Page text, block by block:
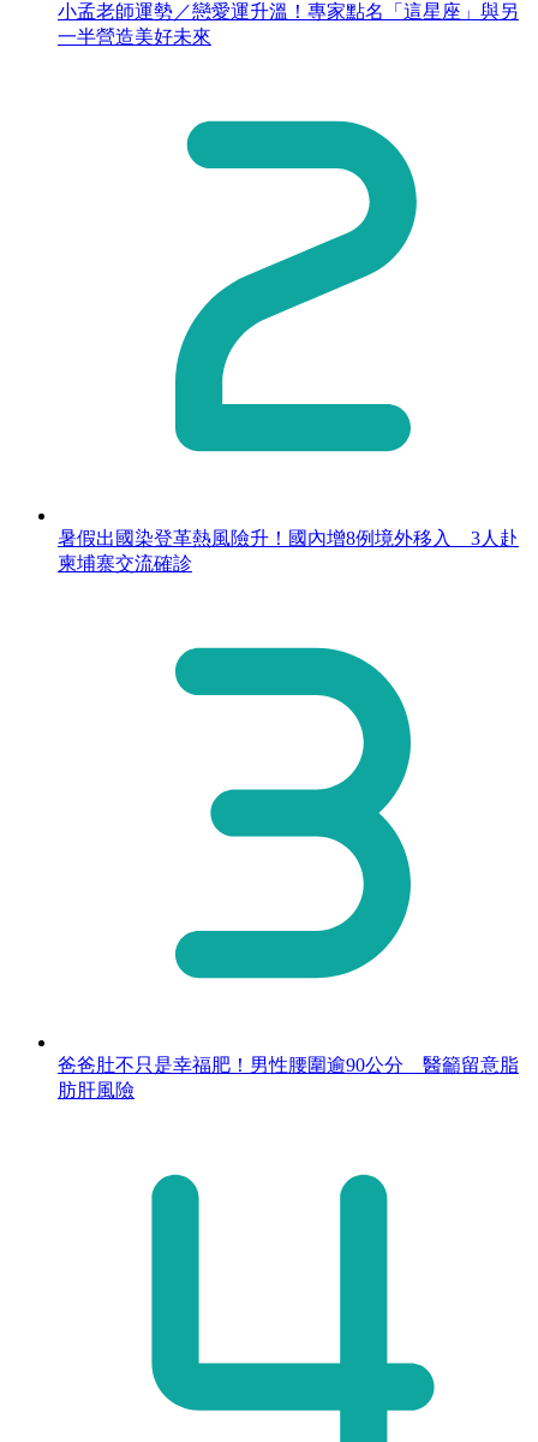
小孟老師運勢／戀愛運升溫！專家點名「這星座」與另
一半營造美好未來
暑假出國染登革熱風險升！國內增8例境外移入 3人赴
柬埔寨交流確診
爸爸肚不只是幸福肥！男性腰圍逾90公分 醫籲留意脂
肪肝風險